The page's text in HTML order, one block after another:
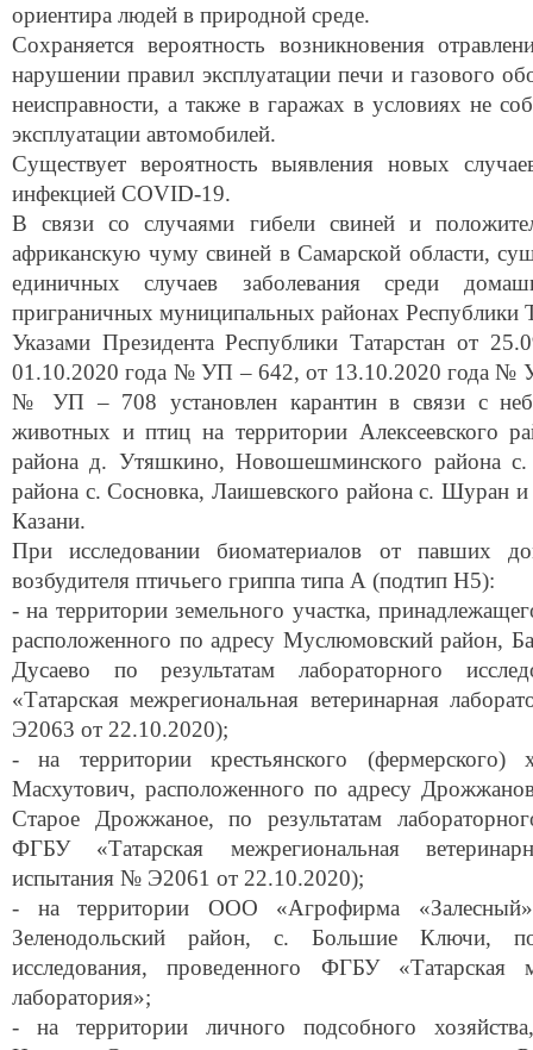
ориентира людей в природной среде.
Сохраняется вероятность возникновения
нарушении правил эксплуатации печи и газового
неисправности, а также в гаражах в условиях не
эксплуатации автомобилей.
Существует вероятность выявления новых
инфекцией COVID-19.
В связи со случаями гибели свиней и
африканскую чуму свиней в Самарской области,
единичных случаев заболевания среди
приграничных муниципальных районах Республики
Указами Президента Республики Татарстан от
01.10.2020 года № УП – 642, от 13.10.2020 года
№ УП – 708 установлен карантин в связи с
животных и птиц на территории Алексеевского
района д. Утяшкино, Новошешминского района
района с. Сосновка, Лаишевского района с. Шуран и
Казани.
При исследовании биоматериалов от павших
возбудителя птичьего гриппа типа А (подтип H5):
- на территории земельного участка,
расположенного по адресу Муслюмовский район,
Дусаево по результатам лабораторного
«Татарская межрегиональная ветеринарная
Э2063 от 22.10.2020);
- на территории крестьянского (фермерского)
Масхутович, расположенного по адресу
Старое Дрожжаное, по результатам
ФГБУ «Татарская межрегиональная
испытания № Э2061 от 22.10.2020);
- на территории ООО «Агрофирма
Зеленодольский район, с. Большие Ключи, по
исследования, проведенного ФГБУ «Татарская
лаборатория»;
- на территории личного подсобного